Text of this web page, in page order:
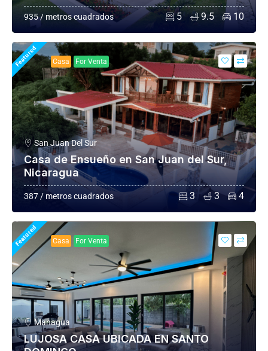
935 / metros cuadrados 5 9.5 10
Featured Casa For Venta
San Juan Del Sur
Casa de Ensueño en San Juan del Sur,
Nicaragua
387 / metros cuadrados 3 3 4
Featured Casa For Venta
Managua
LUJOSA CASA UBICADA EN SANTO